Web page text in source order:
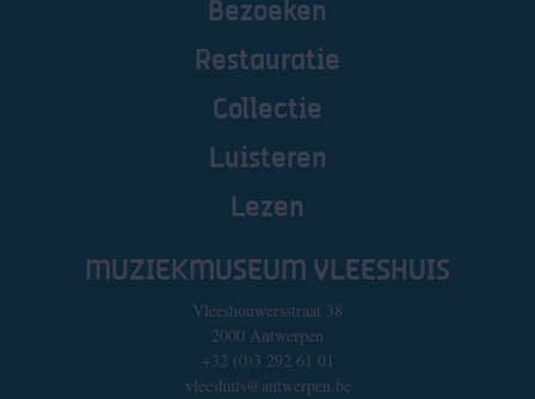
Bezoeken
Restauratie
Collectie
Luisteren
Lezen
MUZIEKMUSEUM VLEESHUIS
Vleeshouwersstraat 38
2000 Antwerpen
+32 (0)3 292 61 01
vleeshuis@antwerpen.be